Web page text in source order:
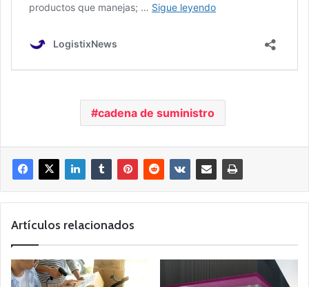
cadena de suministro
Artículos relacionados